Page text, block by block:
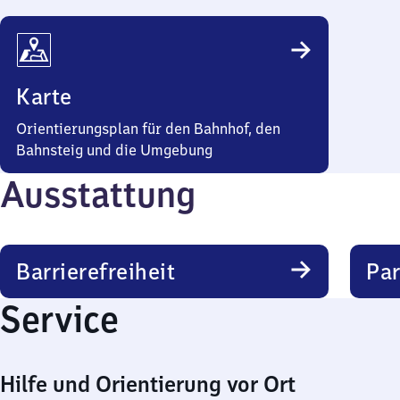
Karte
Orientierungsplan für den Bahnhof, den
Bahnsteig und die Umgebung
Ausstattung
Barrierefreiheit
Service
Hilfe und Orientierung vor Ort